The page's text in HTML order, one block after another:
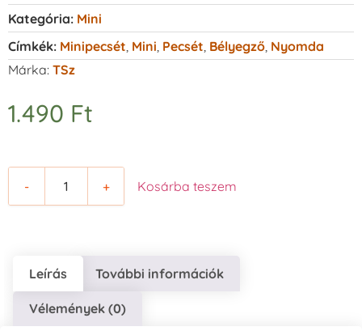
Kategória: Mini
Címkék: Minipecsét Mini Pecsét Bélyegző Nyomda
Márka: TSz
1.490 Ft
- + Kosárba teszem
Leírás További információk
Vélemények (0)